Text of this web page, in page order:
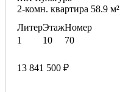
2-комн. квартира 58.9 м²
Литер
1
Этаж
10
Номер
70
13 841 500 ₽